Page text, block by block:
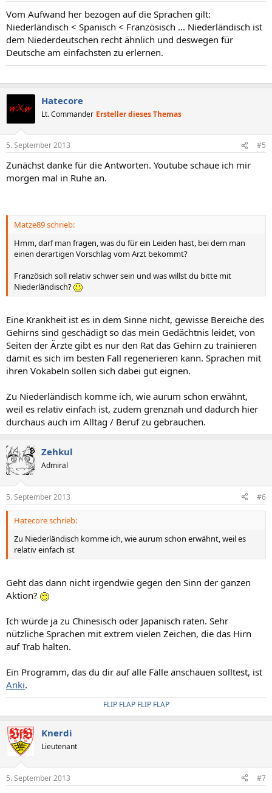
Vom Aufwand her bezogen auf die Sprachen gilt:
Niederländisch < Spanisch < Französisch ... Niederländisch ist
dem Niederdeutschen recht ähnlich und deswegen für
Deutsche am einfachsten zu erlernen.
Hatecore
Lt. Commander Ersteller dieses Themas
5. September 2013 #5
Zunächst danke für die Antworten. Youtube schaue ich mir
morgen mal in Ruhe an.
Matze89 schrieb:
Hmm, darf man fragen, was du für ein Leiden hast, bei dem man
einen derartigen Vorschlag vom Arzt bekommt?
Französich soll relativ schwer sein und was willst du bitte mit
Niederländisch?
Eine Krankheit ist es in dem Sinne nicht, gewisse Bereiche des
Gehirns sind geschädigt so das mein Gedächtnis leidet, von
Seiten der Ärzte gibt es nur den Rat das Gehirn zu trainieren
damit es sich im besten Fall regenerieren kann. Sprachen mit
ihren Vokabeln sollen sich dabei gut eignen.
Zu Niederländisch komme ich, wie aurum schon erwähnt,
weil es relativ einfach ist, zudem grenznah und dadurch hier
durchaus auch im Alltag / Beruf zu gebrauchen.
Zehkul
Admiral
5. September 2013 #6
Hatecore schrieb:
Zu Niederländisch komme ich, wie aurum schon erwähnt, weil es
relativ einfach ist
Geht das dann nicht irgendwie gegen den Sinn der ganzen
Aktion?
Ich würde ja zu Chinesisch oder Japanisch raten. Sehr
nützliche Sprachen mit extrem vielen Zeichen, die das Hirn
auf Trab halten.
Ein Programm, das du dir auf alle Fälle anschauen solltest, ist
Anki.
FLIP FLAP FLIP FLAP
Knerdi
Lieutenant
5. September 2013 #7